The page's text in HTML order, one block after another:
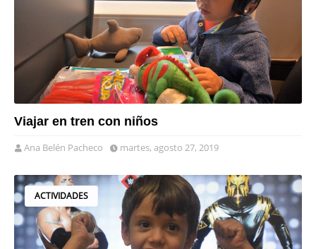
Viajar en tren con niños
Ana Belén Pacheco martes, agosto 27, 2019
ACTIVIDADES